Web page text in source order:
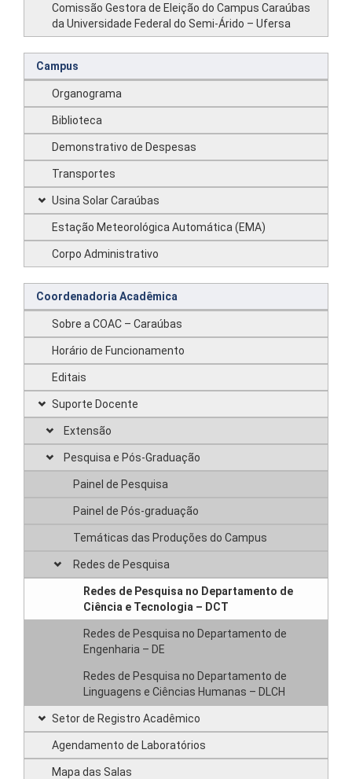
Comissão Gestora de Eleição do Campus Caraúbas
da Universidade Federal do Semi-Árido – Ufersa
Campus
Organograma
Biblioteca
Demonstrativo de Despesas
Transportes
Usina Solar Caraúbas
Estação Meteorológica Automática (EMA)
Corpo Administrativo
Coordenadoria Acadêmica
Sobre a COAC – Caraúbas
Horário de Funcionamento
Editais
Suporte Docente
Extensão
Pesquisa e Pós-Graduação
Painel de Pesquisa
Painel de Pós-graduação
Temáticas das Produções do Campus
Redes de Pesquisa
Redes de Pesquisa no Departamento de
Ciência e Tecnologia – DCT
Redes de Pesquisa no Departamento de
Engenharia – DE
Redes de Pesquisa no Departamento de
Linguagens e Ciências Humanas – DLCH
Setor de Registro Acadêmico
Agendamento de Laboratórios
Mapa das Salas